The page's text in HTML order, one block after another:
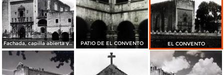
Fachada, capilla abierta y portería del siglo XVI PATIO DE EL CONVENTO EL CONVENTO